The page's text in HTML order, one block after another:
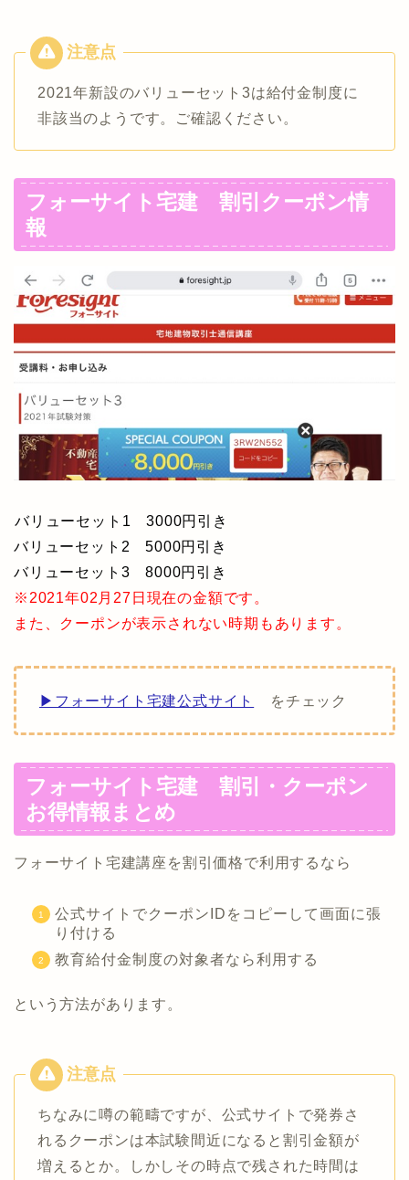
2021年新設のバリューセット3は給付金制度に
非該当のようです。ご確認ください。
フォーサイト宅建 割引クーポン情
報
バリューセット1 3000円引き
バリューセット2 5000円引き
バリューセット3 8000円引き
※2021年02月27日現在の金額です。
また、クーポンが表示されない時期もあります。
▶フォーサイト宅建公式サイト をチェック
フォーサイト宅建 割引・クーポン
お得情報まとめ
フォーサイト宅建講座を割引価格で利用するなら
公式サイトでクーポンIDをコピーして画面に張
り付ける
教育給付金制度の対象者なら利用する
という方法があります。
ちなみに噂の範疇ですが、公式サイトで発券さ
れるクーポンは本試験間近になると割引金額が
増えるとか。しかしその時点で残された時間は